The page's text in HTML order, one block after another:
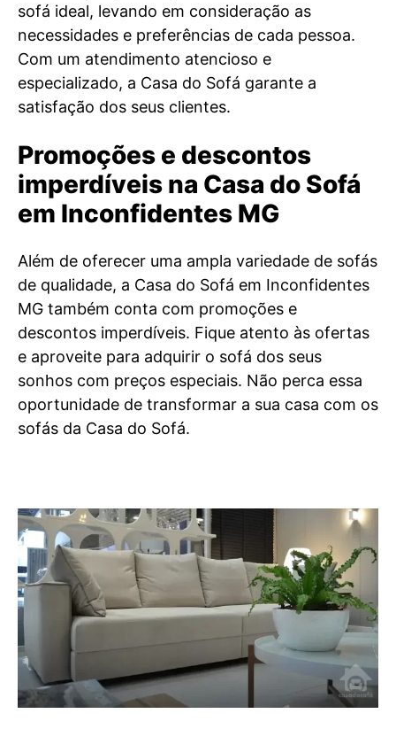
sofá ideal, levando em consideração as
necessidades e preferências de cada pessoa.
Com um atendimento atencioso e
especializado, a Casa do Sofá garante a
satisfação dos seus clientes.
Promoções e descontos
imperdíveis na Casa do Sofá
em Inconfidentes MG
Além de oferecer uma ampla variedade de sofás
de qualidade, a Casa do Sofá em Inconfidentes
MG também conta com promoções e
descontos imperdíveis. Fique atento às ofertas
e aproveite para adquirir o sofá dos seus
sonhos com preços especiais. Não perca essa
oportunidade de transformar a sua casa com os
sofás da Casa do Sofá.